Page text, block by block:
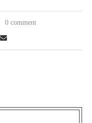
0 comment